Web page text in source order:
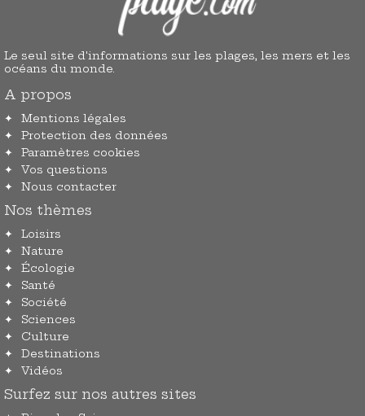
Le seul site d'informations sur les plages, les mers et les
océans du monde.
A propos
Mentions légales
Protection des données
Paramètres cookies
Vos questions
Nous contacter
Nos thèmes
Loisirs
Nature
Écologie
Santé
Société
Sciences
Culture
Destinations
Vidéos
Surfez sur nos autres sites